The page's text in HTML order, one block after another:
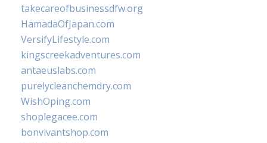
takecareofbusinessdfw.org
HamadaOfJapan.com
VersifyLifestyle.com
kingscreekadventures.com
antaeuslabs.com
purelycleanchemdry.com
WishOping.com
shoplegacee.com
bonvivantshop.com